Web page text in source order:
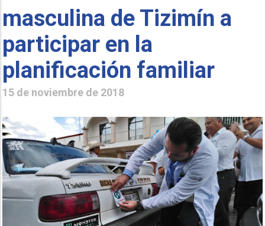
masculina de Tizimín a
participar en la
planificación familiar
15 de noviembre de 2018